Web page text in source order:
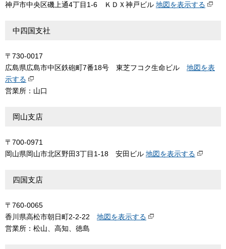
神戸市中央区磯上通4丁目1-6 ＫＤＸ神戸ビル 地図を表示する
中四国支社
〒730-0017
広島県広島市中区鉄砲町7番18号 東芝フコク生命ビル 地図を表
示する
営業所：山口
岡山支店
〒700-0971
岡山県岡山市北区野田3丁目1-18 安田ビル 地図を表示する
四国支店
〒760-0065
香川県高松市朝日町2-2-22 地図を表示する
営業所：松山、高知、徳島